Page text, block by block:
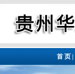
首 页|